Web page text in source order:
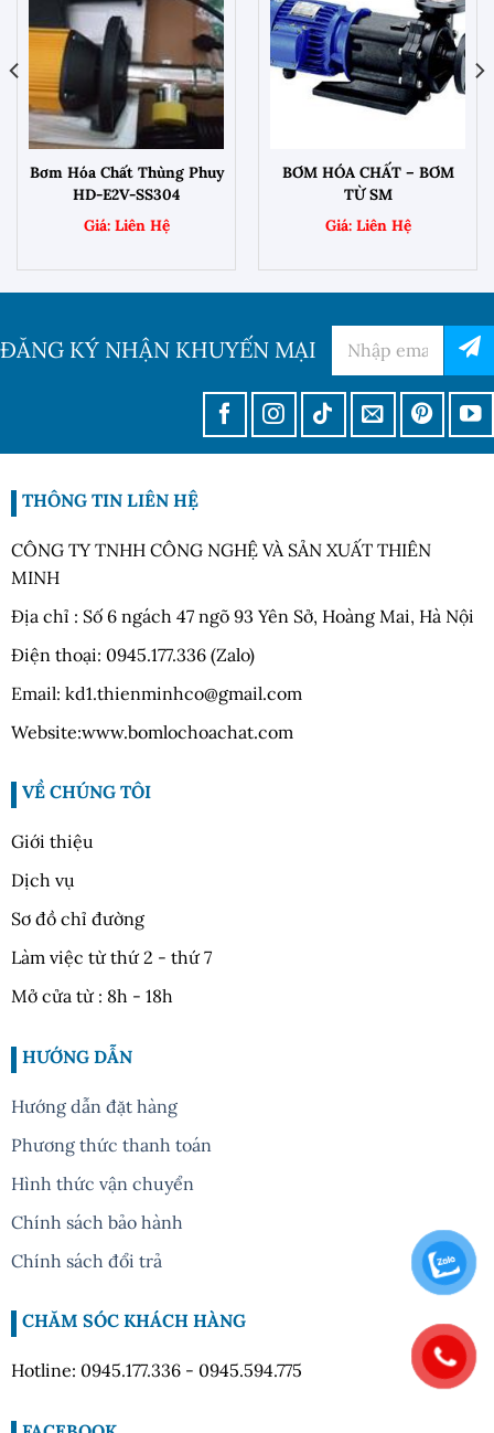
Bơm Hóa Chất Thùng Phuy
HD-E2V-SS304
BƠM HÓA CHẤT – BƠM
TỪ SM
ĐĂNG KÝ NHẬN KHUYẾN MẠI
THÔNG TIN LIÊN HỆ
CÔNG TY TNHH CÔNG NGHỆ VÀ SẢN XUẤT THIÊN
MINH
Địa chỉ : Số 6 ngách 47 ngõ 93 Yên Sở, Hoàng Mai, Hà Nội
Điện thoại: 0945.177.336 (Zalo)
Email: kd1.thienminhco@gmail.com
Website:www.bomlochoachat.com
VỀ CHÚNG TÔI
Giới thiệu
Dịch vụ
Sơ đồ chỉ đường
Làm việc từ thứ 2 - thứ 7
Mở cửa từ : 8h - 18h
HƯỚNG DẪN
Hướng dẫn đặt hàng
Phương thức thanh toán
Hình thức vận chuyển
Chính sách bảo hành
Chính sách đổi trả
CHĂM SÓC KHÁCH HÀNG
Hotline: 0945.177.336 - 0945.594.775